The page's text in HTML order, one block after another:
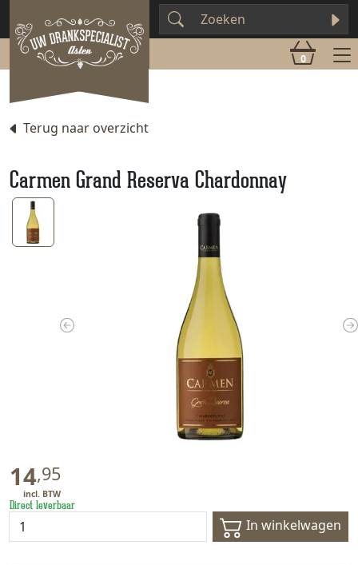
0
Terug naar overzicht
Carmen Grand Reserva Chardonnay
Previous
14,95
Direct leverbaar
In winkelwagen